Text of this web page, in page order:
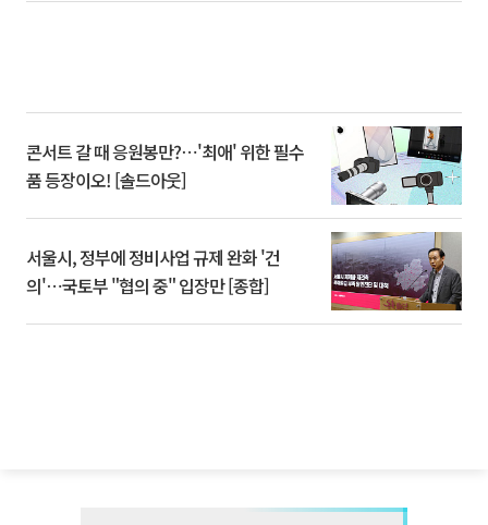
콘서트 갈 때 응원봉만?⋯'최애' 위한 필수
품 등장이오! [솔드아웃]
서울시, 정부에 정비사업 규제 완화 '건
의'⋯국토부 "협의 중" 입장만 [종합]